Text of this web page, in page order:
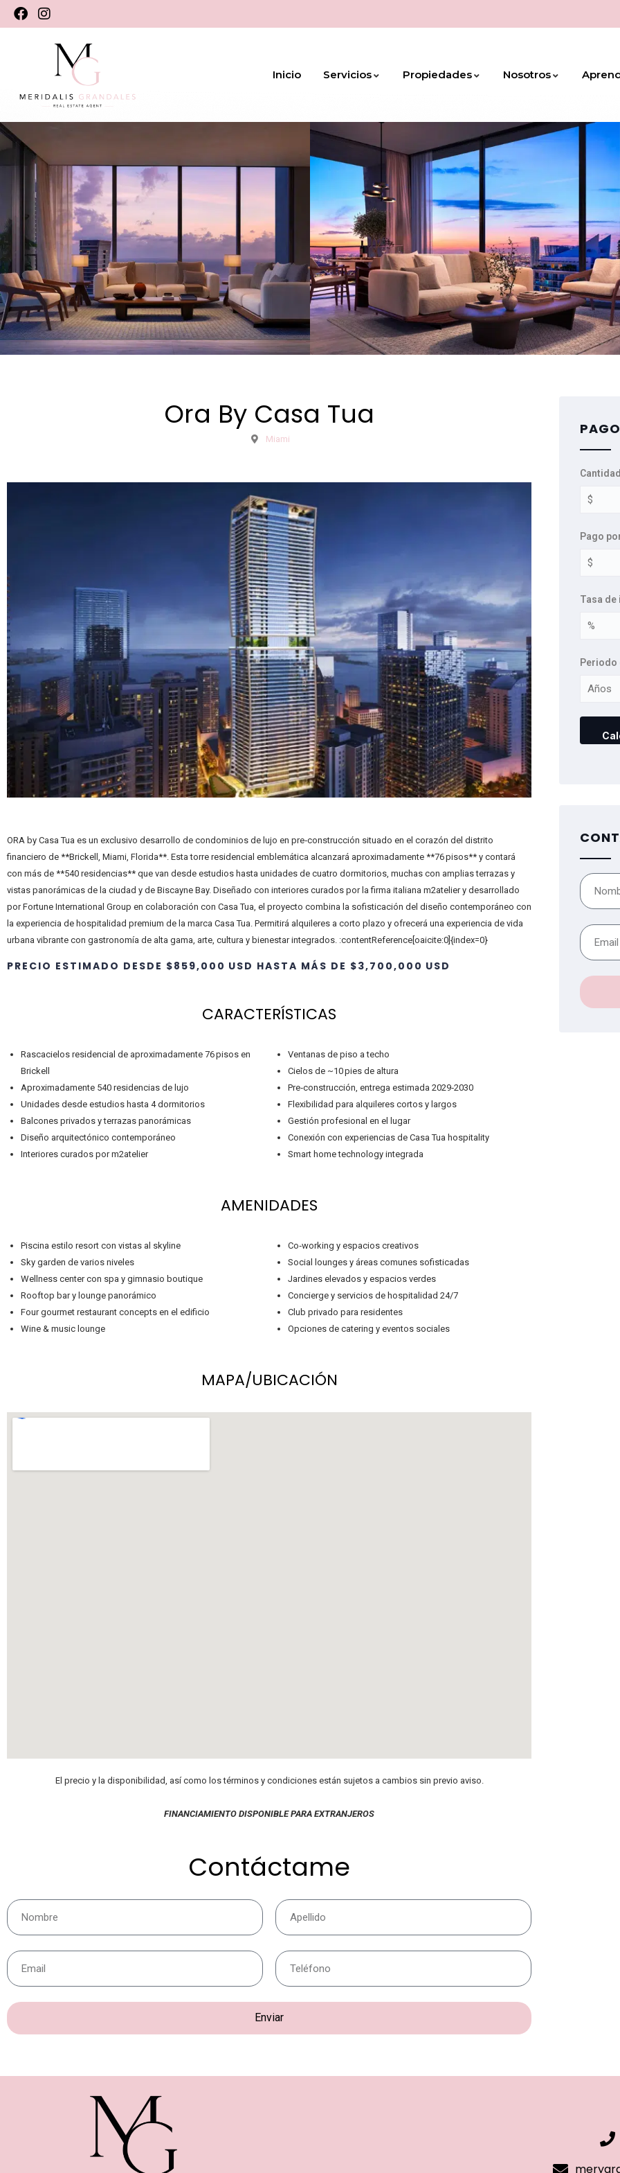
Inicio Servicios Propiedades Nosotros
Ora By Casa Tua
Miami
ORA by Casa Tua es un exclusivo desarrollo de condominios de lujo en pre‑construcción situado en el corazón del distrito
financiero de **Brickell, Miami, Florida**. Esta torre residencial emblemática alcanzará aproximadamente **76 pisos** y contará
con más de **540 residencias** que van desde estudios hasta unidades de cuatro dormitorios, muchas con amplias terrazas y
vistas panorámicas de la ciudad y de Biscayne Bay. Diseñado con interiores curados por la firma italiana m2atelier y desarrollado
por Fortune International Group en colaboración con Casa Tua, el proyecto combina la sofisticación del diseño contemporáneo con
la experiencia de hospitalidad premium de la marca Casa Tua. Permitirá alquileres a corto plazo y ofrecerá una experiencia de vida
urbana vibrante con gastronomía de alta gama, arte, cultura y bienestar integrados. :contentReference[oaicite:0]{index=0}
PRECIO ESTIMADO DESDE $859,000 USD HASTA MÁS DE $3,700,000 USD
CARACTERÍSTICAS
Rascacielos residencial de aproximadamente 76 pisos en
Brickell
Aproximadamente 540 residencias de lujo
Unidades desde estudios hasta 4 dormitorios
Balcones privados y terrazas panorámicas
Diseño arquitectónico contemporáneo
Interiores curados por m2atelier
Ventanas de piso a techo
Cielos de ~10 pies de altura
Pre‑construcción, entrega estimada 2029‑2030
Flexibilidad para alquileres cortos y largos
Gestión profesional en el lugar
Conexión con experiencias de Casa Tua hospitality
Smart home technology integrada
AMENIDADES
Piscina estilo resort con vistas al skyline
Sky garden de varios niveles
Wellness center con spa y gimnasio boutique
Rooftop bar y lounge panorámico
Four gourmet restaurant concepts en el edificio
Wine & music lounge
Co‑working y espacios creativos
Social lounges y áreas comunes sofisticadas
Jardines elevados y espacios verdes
Concierge y servicios de hospitalidad 24/7
Club privado para residentes
Opciones de catering y eventos sociales
MAPA/UBICACIÓN
El precio y la disponibilidad, así como los términos y condiciones están sujetos a cambios sin previo aviso.
FINANCIAMIENTO DISPONIBLE PARA EXTRANJEROS
Contáctame
Enviar
Pago
Tasa de
Periodo